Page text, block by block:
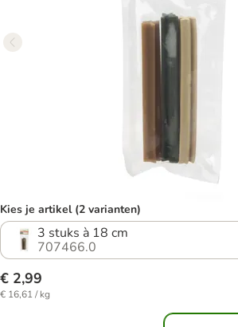
Kies je artikel (2 varianten)
3 stuks à 18 cm
707466.0
€ 2,99
€ 16,61 / kg